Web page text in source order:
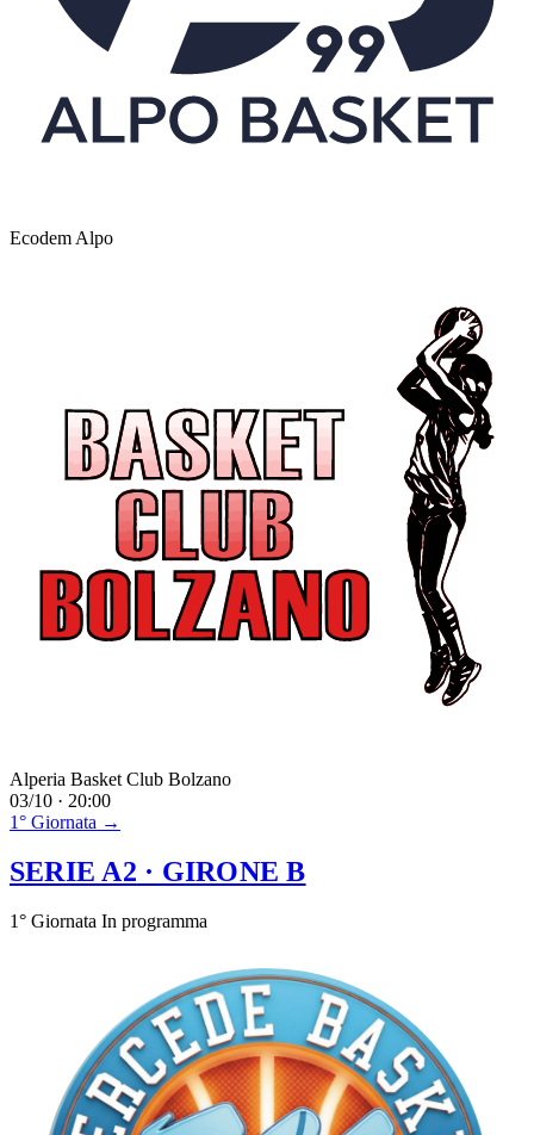
Ecodem Alpo
Alperia Basket Club Bolzano
03/10 · 20:00
1° Giornata →
SERIE A2 · GIRONE B
1° Giornata In programma